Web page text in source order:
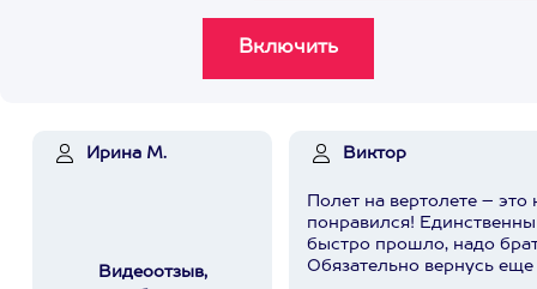
Ирина М.
Видеоотзыв,
Виктор
Полет на вертолете –
понравился!
быстро прошло, надо
Обязательно вернусь еще